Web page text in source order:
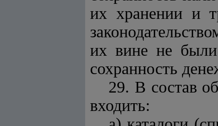
их хранении и
их вине не были
сохранность
29. В состав
входить: